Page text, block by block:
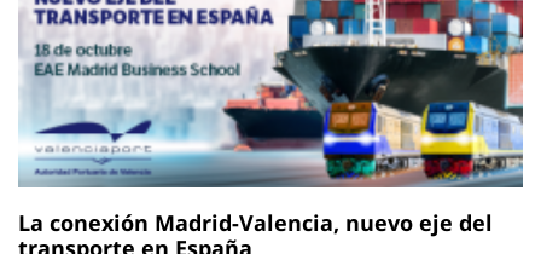
La conexión Madrid-Valencia, nuevo eje del